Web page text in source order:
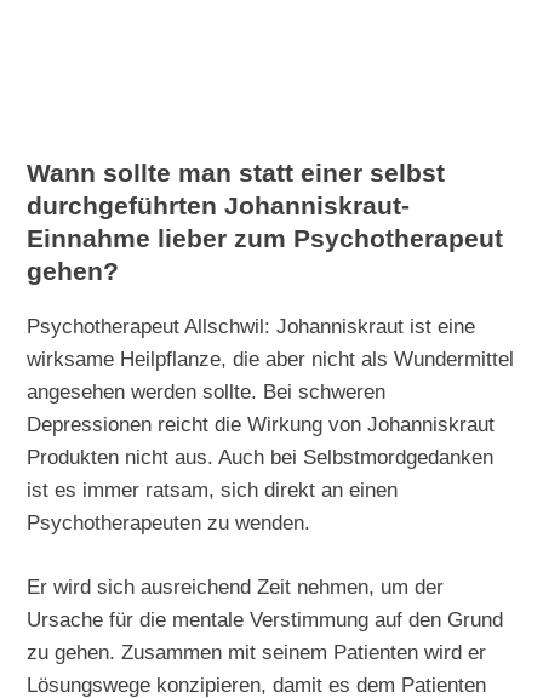
Wann sollte man statt einer selbst
durchgeführten Johanniskraut-
Einnahme lieber zum Psychotherapeut
gehen?
Psychotherapeut Allschwil: Johanniskraut ist eine
wirksame Heilpflanze, die aber nicht als Wundermittel
angesehen werden sollte. Bei schweren
Depressionen reicht die Wirkung von Johanniskraut
Produkten nicht aus. Auch bei Selbstmordgedanken
ist es immer ratsam, sich direkt an einen
Psychotherapeuten zu wenden.
Er wird sich ausreichend Zeit nehmen, um der
Ursache für die mentale Verstimmung auf den Grund
zu gehen. Zusammen mit seinem Patienten wird er
Lösungswege konzipieren, damit es dem Patienten